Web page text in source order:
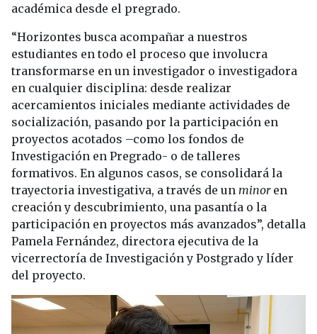
académica desde el pregrado.
“Horizontes busca acompañar a nuestros
estudiantes en todo el proceso que involucra
transformarse en un investigador o investigadora
en cualquier disciplina: desde realizar
acercamientos iniciales mediante actividades de
socialización, pasando por la participación en
proyectos acotados –como los fondos de
Investigación en Pregrado- o de talleres
formativos. En algunos casos, se consolidará la
trayectoria investigativa, a través de un minoren
creación y descubrimiento, una pasantía o la
participación en proyectos más avanzados”, detalla
Pamela Fernández, directora ejecutiva de la
vicerrectoría de Investigación y Postgrado y líder
del proyecto.